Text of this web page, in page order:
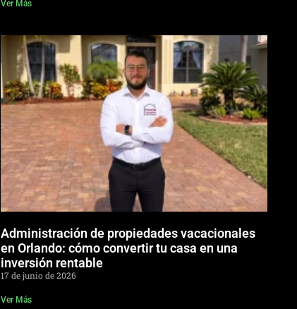
Ver Más
Administración de propiedades vacacionales
en Orlando: cómo convertir tu casa en una
inversión rentable
17 de junio de 2026
Ver Más